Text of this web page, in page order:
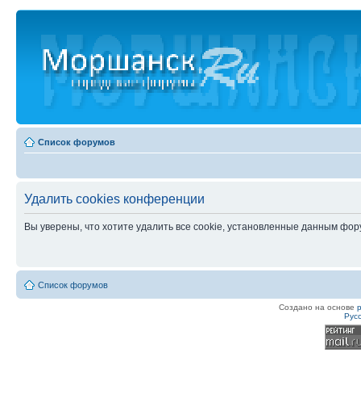
Список форумов
Удалить cookies конференции
Вы уверены, что хотите удалить все cookie, установленные данным
Список форумов
Создано на основе